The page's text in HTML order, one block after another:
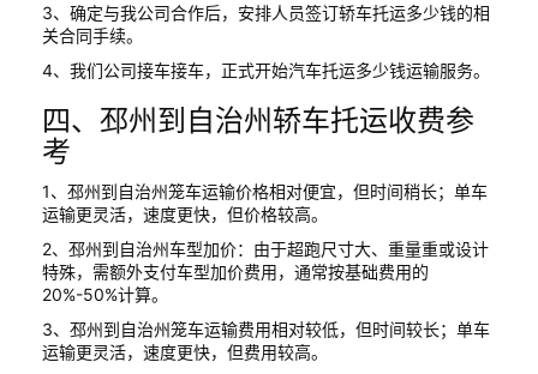
3、确定与我公司合作后，安排人员签订轿车托运多少钱的相
关合同手续。
4、我们公司接车接车，正式开始汽车托运多少钱运输服务。
四、邳州到自治州轿车托运收费参
考
1、邳州到自治州笼车运输价格相对便宜，但时间稍长；单车
运输更灵活，速度更快，但价格较高。
2、邳州到自治州车型加价：由于超跑尺寸大、重量重或设计
特殊，需额外支付车型加价费用，通常按基础费用的
20%-50%计算。
3、邳州到自治州笼车运输费用相对较低，但时间较长；单车
运输更灵活，速度更快，但费用较高。